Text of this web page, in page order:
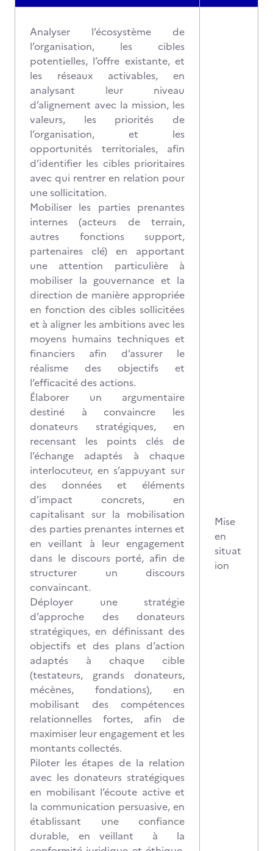
Analyser l’écosystème de
l’organisation, les cibles
potentielles, l’offre existante, et
les réseaux activables, en
analysant leur niveau
d’alignement avec la mission, les
valeurs, les priorités de
l’organisation, et les
opportunités territoriales, afin
d’identifier les cibles prioritaires
avec qui rentrer en relation pour
une sollicitation.
Mobiliser les parties prenantes
internes (acteurs de terrain,
autres fonctions support,
partenaires clé) en apportant
une attention particulière à
mobiliser la gouvernance et la
direction de manière appropriée
en fonction des cibles sollicitées
et à aligner les ambitions avec les
moyens humains techniques et
financiers afin d’assurer le
réalisme des objectifs et
l’efficacité des actions.
Élaborer un argumentaire
destiné à convaincre les
donateurs stratégiques, en
recensant les points clés de
l’échange adaptés à chaque
interlocuteur, en s’appuyant sur
des données et éléments
d’impact concrets, en
capitalisant sur la mobilisation
des parties prenantes internes et
en veillant à leur engagement
dans le discours porté, afin de
structurer un discours
convaincant.
Déployer une stratégie
d’approche des donateurs
stratégiques, en définissant des
objectifs et des plans d’action
adaptés à chaque cible
(testateurs, grands donateurs,
mécènes, fondations), en
mobilisant des compétences
relationnelles fortes, afin de
maximiser leur engagement et les
montants collectés.
Piloter les étapes de la relation
avec les donateurs stratégiques
en mobilisant l’écoute active et
la communication persuasive, en
établissant une confiance
durable, en veillant à la
Mise
en
situat
ion